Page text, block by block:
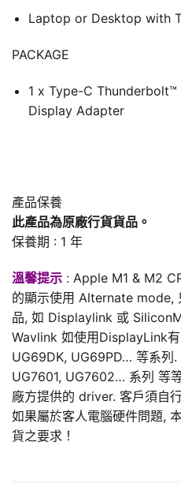
Laptop or Desktop with
PACKAGE
1 x Type-C
Display Adapter
產品保養
此產品為原廠行貨貨品。
保養期 : 1 年
溫馨提示 : Apple M1 & M2
的顯示使用 Alternate mode,
品, 如 Displaylink 或
Wavlink 如使用DisplayLink
UG69DK, UG69PD… 等系列
UG7601, UG7602… 系列 等
廠方提供的 driver. 客戶須自
如果屬於客人電腦硬件問題,
貨之要求！